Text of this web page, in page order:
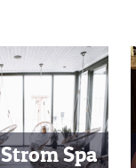
Spa